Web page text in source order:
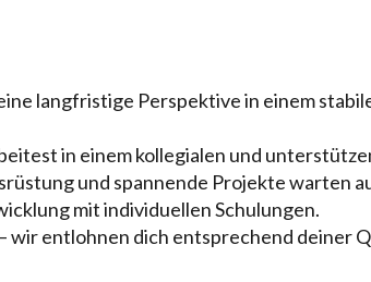
langfristige Perspektive in einem
in einem kollegialen und
und spannende Projekte warten
mit individuellen Schulungen.
wir entlohnen dich entsprechend deiner